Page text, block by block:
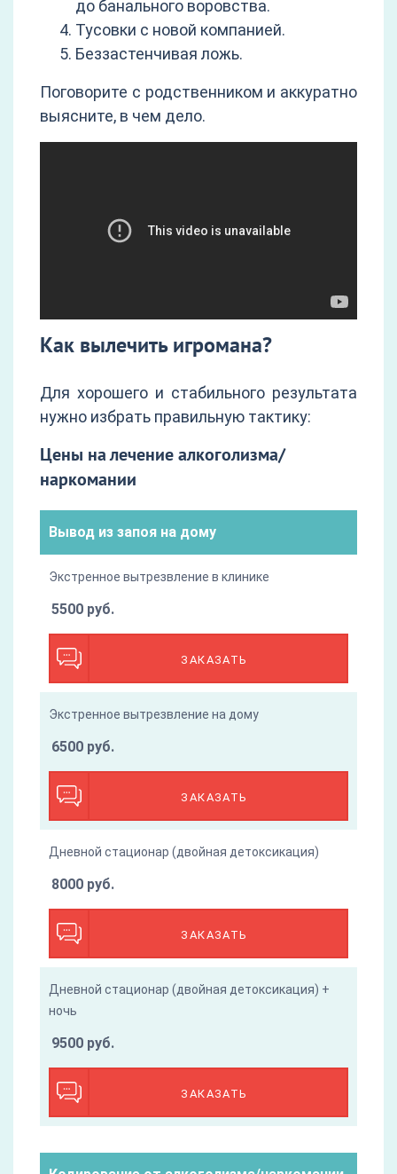
до банального воровства.
Тусовки с новой компанией.
Беззастенчивая ложь.
Поговорите с родственником и аккуратно
выясните, в чем дело.
Как вылечить игромана?
Для хорошего и стабильного результата
нужно избрать правильную тактику:
Цены на лечение алкоголизма/
наркомании
Вывод из запоя на дому
Экстренное вытрезвление в клинике
ЗАКАЗАТЬ
5500 руб.
Экстренное вытрезвление на дому
ЗАКАЗАТЬ
6500 руб.
Дневной стационар (двойная детоксикация)
ЗАКАЗАТЬ
8000 руб.
Дневной стационар (двойная детоксикация) +
ночь
ЗАКАЗАТЬ
9500 руб.